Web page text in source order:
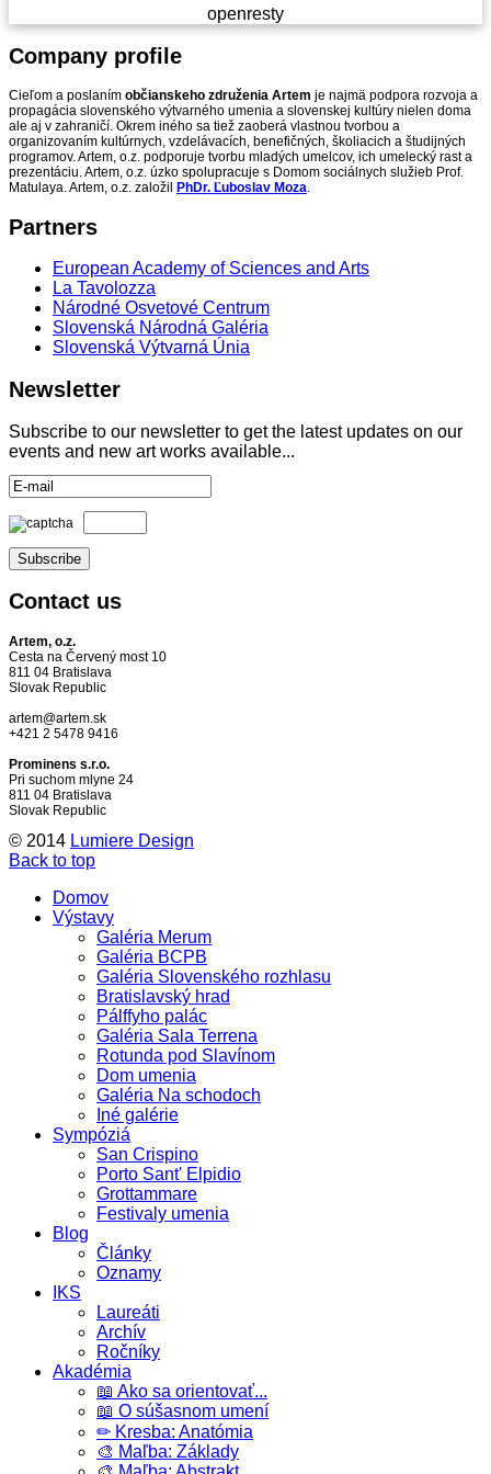
openresty
Company profile
Cieľom a poslaním občianskeho združenia Artem je najmä podpora rozvoja a
propagácia slovenského výtvarného umenia a slovenskej kultúry nielen doma
ale aj v zahraničí. Okrem iného sa tiež zaoberá vlastnou tvorbou a
organizovaním kultúrnych, vzdelávacích, benefičných, školiacich a študijných
programov. Artem, o.z. podporuje tvorbu mladých umelcov, ich umelecký rast a
prezentáciu. Artem, o.z. úzko spolupracuje s Domom sociálnych služieb Prof.
Matulaya. Artem, o.z. založil
PhDr. Ľuboslav Moza.
Partners
European Academy of Sciences and Arts
La Tavolozza
Národné Osvetové Centrum
Slovenská Národná Galéria
Slovenská Výtvarná Únia
Newsletter
Subscribe to our newsletter to get the latest updates on our
events and new art works available...
Contact us
Artem, o.z.
Cesta na Červený most 10
811 04 Bratislava
Slovak Republic
artem@artem.sk
+421 2 5478 9416
Prominens s.r.o.
Pri suchom mlyne 24
811 04 Bratislava
Slovak Republic
© 2014 Lumiere Design
Back to top
Domov
Výstavy
Galéria Merum
Galéria BCPB
Galéria Slovenského rozhlasu
Bratislavský hrad
Pálffyho palác
Galéria Sala Terrena
Rotunda pod Slavínom
Dom umenia
Galéria Na schodoch
Iné galérie
Sympóziá
San Crispino
Porto Sant' Elpidio
Grottammare
Festivaly umenia
Blog
Články
Oznamy
IKS
Laureáti
Archív
Ročníky
Akadémia
📖 Ako sa orientovať...
📖 O súšasnom umení
✏ Kresba: Anatómia
🎨 Maľba: Základy